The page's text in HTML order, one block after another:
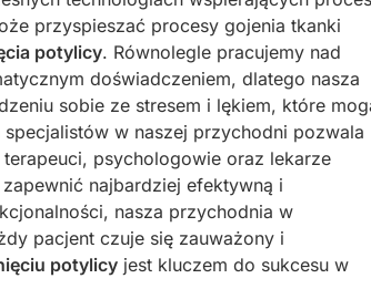
przyspieszać procesy gojenia tkanki
potylicy. Równolegle pracujemy nad
doświadczeniem, dlatego nasza
sobie ze stresem i lękiem, które
w naszej przychodni pozwala
psychologowie oraz lekarze
najbardziej efektywną i
nasza przychodnia w
pacjent czuje się zauważony i
potylicy jest kluczem do sukcesu w